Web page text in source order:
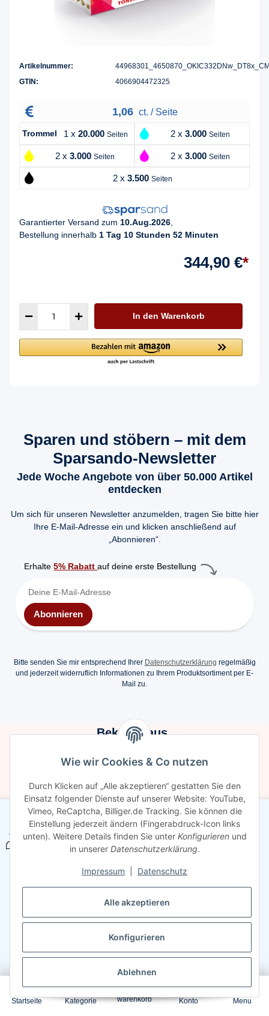
Artikelnummer:
GTIN:
4066904472325
1,06 ct. / Seite
Trommel 1 x 20.000 Seiten 2 x 3.000 Seiten
2 x 3.000 Seiten 2 x 3.000 Seiten
2 x 3.500 Seiten
Garantierter Versand zum 10.Aug.2026
Bestellung innerhalb 1 Tag 10 Stunden 52 Minuten
344,90 €*
In den Warenkorb
Sparen und stöbern – mit dem
Sparsando-Newsletter
Jede Woche Angebote von über 50.000 Artikel
entdecken
Um sich für unseren Newsletter anzumelden, tragen Sie bitte hier
Ihre E-Mail-Adresse ein und klicken anschließend auf
„Abonnieren“.
Erhalte5% Rabattauf deine erste Bestellung
Abonnieren
Bitte senden Sie mir entsprechend Ihrer Datenschutzerklärung regelmäßig
und jederzeit widerruflich Informationen zu Ihrem Produktsortiment per E-
Mail zu.
Bekannt aus
Freundlicher Support & Beratung
+49 30 2354 3969
Mo - Fr. von 08.00 bis 16:30 Uhr
Keine Abholung !
12051 Berlin, DE
info@sparsando.de
Rechtliches
Startseite Kategorie
0
warenkorb Konto Menu
Wie wir Cookies & Co nutzen
Durch Klicken auf „Alle akzeptieren“ gestatten Sie den
Einsatz folgender Dienste auf unserer Website: YouTube,
Vimeo, ReCaptcha, Billiger.de Tracking. Sie können die
Einstellung jederzeit ändern (Fingerabdruck-Icon links
unten). Weitere Details finden Sie unter Konfigurierenund
in unserer Datenschutzerklärung.
Impressum Datenschutz
Alle akzeptieren
Konfigurieren
Ablehnen